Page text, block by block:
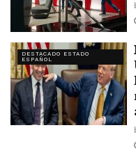
DESTACADO ESTADO
ESPAÑOL